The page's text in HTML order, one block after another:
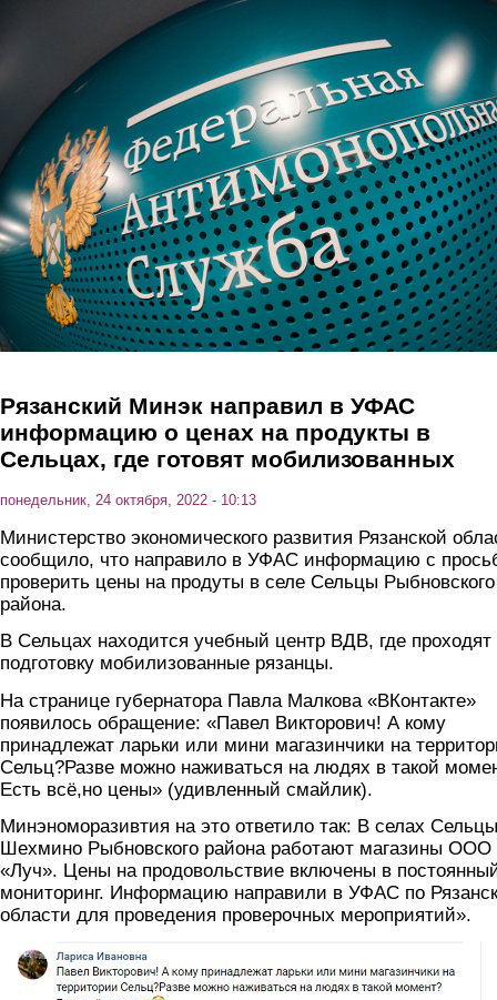
Перейти к основному содержанию
Рязанский Минэк направил в УФАС
информацию о ценах на продукты в
Сельцах, где готовят мобилизованных
понедельник, 24 октября, 2022 - 10:13
Министерство экономического развития Рязанской
сообщило, что направило в УФАС информацию с
проверить цены на продуты в селе Сельцы Рыбновского
района.
В Сельцах находится учебный центр ВДВ, где проходят
подготовку мобилизованные рязанцы.
На странице губернатора Павла Малкова «ВКонтакте»
появилось обращение: «Павел Викторович! А кому
принадлежат ларьки или мини магазинчики на
Сельц?Разве можно наживаться на людях в такой
Есть всё,но цены» (удивленный смайлик).
Минэноморазивтия на это ответило так: В селах
Шехмино Рыбновского района работают магазины ООО
«Луч». Цены на продовольствие включены в
мониторинг. Информацию направили в УФАС по
области для проведения проверочных мероприятий».
skrin.jpg